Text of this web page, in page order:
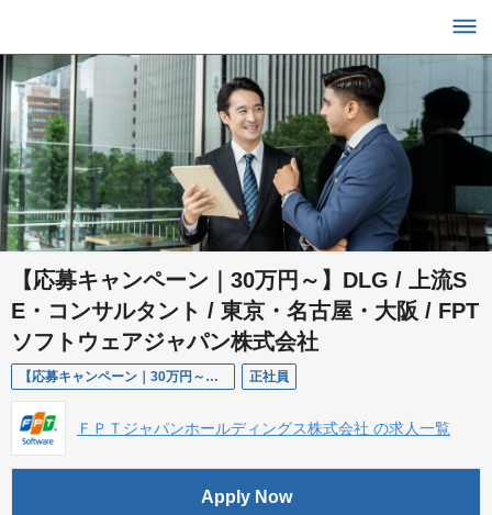
【応募キャンペーン｜30万円～】DLG / 上流S
E・コンサルタント / 東京・名古屋・大阪 / FPT
ソフトウェアジャパン株式会社
【応募キャンペーン｜30万円～】DLG / 上流SE・コンサルタント / 東京・名古屋・大阪 / FPTソフトウェアジャパン株式会社 正社員
ＦＰＴジャパンホールディングス株式会社 の求人一覧
Apply Now